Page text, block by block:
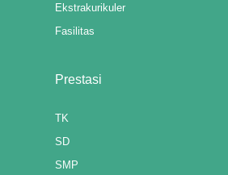
Ekstrakurikuler
Fasilitas
Prestasi
TK
SD
SMP